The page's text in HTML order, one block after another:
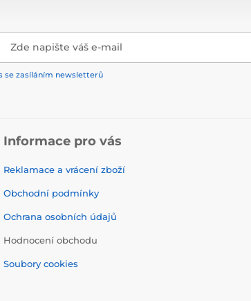
Zde napište váš e-mail
se zasíláním newsletterů
Informace pro vás
Reklamace a vrácení zboží
Obchodní podmínky
Ochrana osobních údajů
Hodnocení obchodu
Soubory cookies